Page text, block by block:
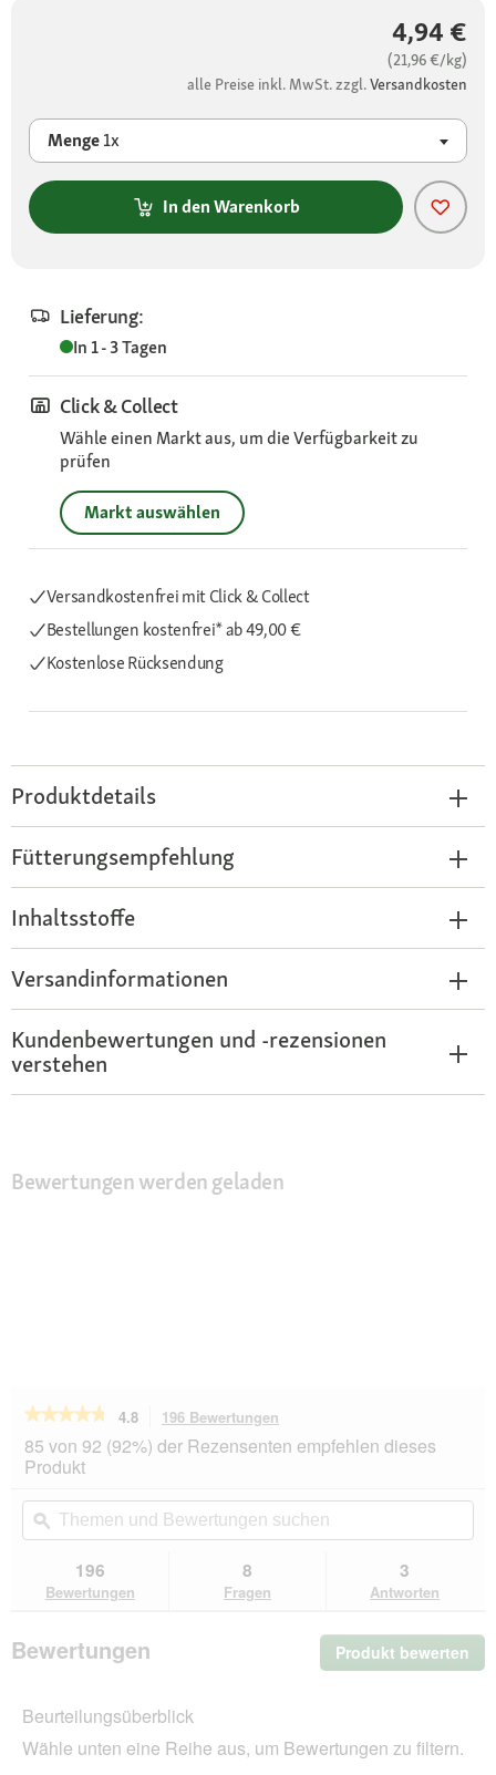
4,94 €
(21,96 €/kg)
alle Preise inkl. MwSt. zzgl.Versandkosten
Menge1x
In den Warenkorb
Lieferung:
In 1 - 3 Tagen
Click & Collect
Wähle einen Markt aus, um die Verfügbarkeit zu
prüfen
Markt auswählen
Versandkostenfrei mit Click & Collect
Bestellungen kostenfrei*ab 49,00 €
Kostenlose Rücksendung
Produktdetails
Fütterungsempfehlung
Inhaltsstoffe
Versandinformationen
Kundenbewertungen und -rezensionen
verstehen
Bewertungen werden geladen
★★★★★
★★★★★
von
5
lesen
für
NATURE
WILDERNESS
225
Süßkartoffel
4.8 196 Bewertungen
Aktion
du
zu
den
85 von 92 (92%) der Rezensenten empfehlen dieses
Produkt
Themen
und
Bewertungen
ϙ
196
Bewertungen
8
Fragen
3
Antworten
Bewertungen Produkt bewerten
Mit
Beurteilungsüberblick
Wähle unten eine Reihe aus, um Bewertungen zu filtern.